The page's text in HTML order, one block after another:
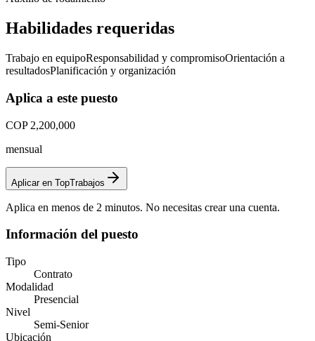
Habilidades requeridas
Trabajo en equipoResponsabilidad y compromisoOrientación a
resultadosPlanificación y organización
Aplica a este puesto
COP 2,200,000
mensual
Aplicar en TopTrabajos
Aplica en menos de 2 minutos. No necesitas crear una cuenta.
Información del puesto
Tipo
Contrato
Modalidad
Presencial
Nivel
Semi-Senior
Ubicación